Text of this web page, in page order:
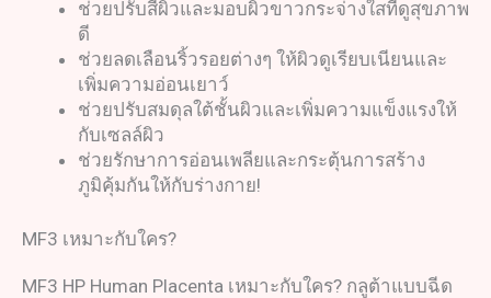
ช่วยปรับสีผิวและมอบผิวขาวกระจ่างใสที่ดูสุขภาพ
ดี
ช่วยลดเลือนริ้วรอยต่างๆ ให้ผิวดูเรียบเนียนและ
เพิ่มความอ่อนเยาว์
ช่วยปรับสมดุลใต้ชั้นผิวและเพิ่มความแข็งแรงให้
กับเซลล์ผิว
ช่วยรักษาการอ่อนเพลียและกระตุ้นการสร้าง
ภูมิคุ้มกันให้กับร่างกาย!
MF3 เหมาะกับใคร?
MF3 HP Human Placenta เหมาะกับใคร? กลูต้าแบบฉีด